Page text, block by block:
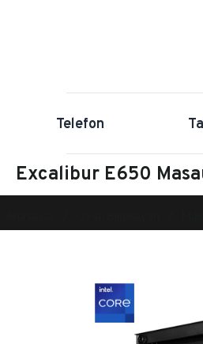
Telefon
Excalibur E650